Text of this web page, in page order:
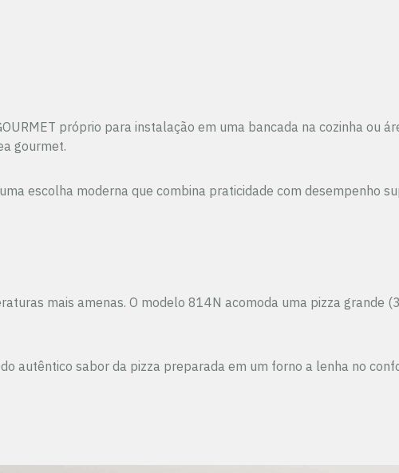
próprio para instalação em uma bancada na cozinha ou
gourmet.
escolha moderna que combina praticidade com desempenho
mais amenas. O modelo 814N acomoda uma pizza
sabor da pizza preparada em um forno a lenha no